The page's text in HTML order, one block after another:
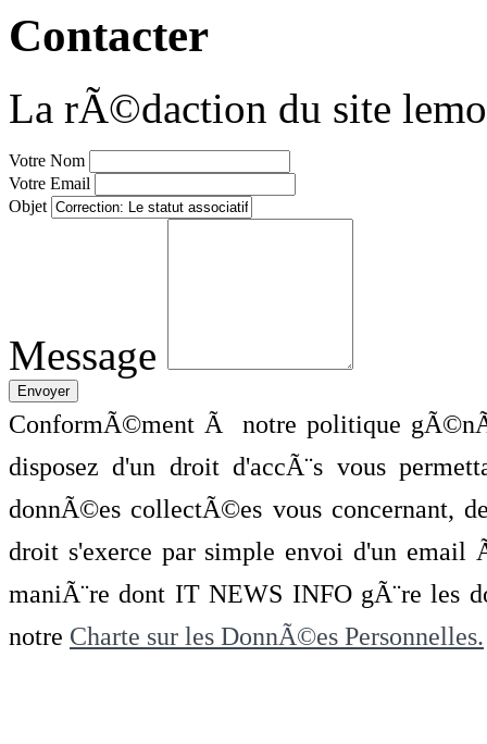
Contacter
La rÃ©daction du site
Votre Nom
Votre Email
Objet
Message
ConformÃ©ment Ã notre politique
disposez d'un droit d'accÃ¨s vous
donnÃ©es collectÃ©es vous concernant,
droit s'exerce par simple envoi d'un
maniÃ¨re dont IT NEWS INFO gÃ¨re les
notre Charte sur les DonnÃ©es Personnelles.